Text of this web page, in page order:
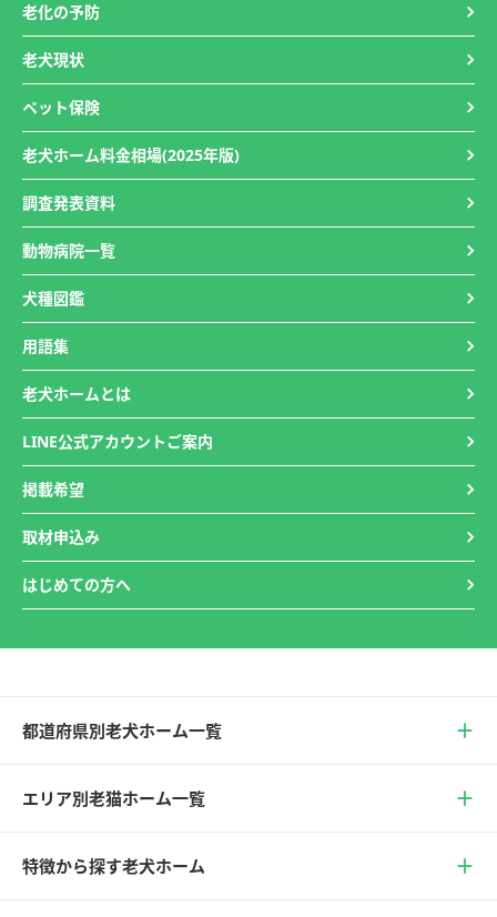
老化の予防
老犬現状
ペット保険
老犬ホーム料金相場(2025年版)
調査発表資料
動物病院一覧
犬種図鑑
用語集
老犬ホームとは
LINE公式アカウントご案内
掲載希望
取材申込み
はじめての方へ
都道府県別老犬ホーム一覧
エリア別老猫ホーム一覧
特徴から探す老犬ホーム